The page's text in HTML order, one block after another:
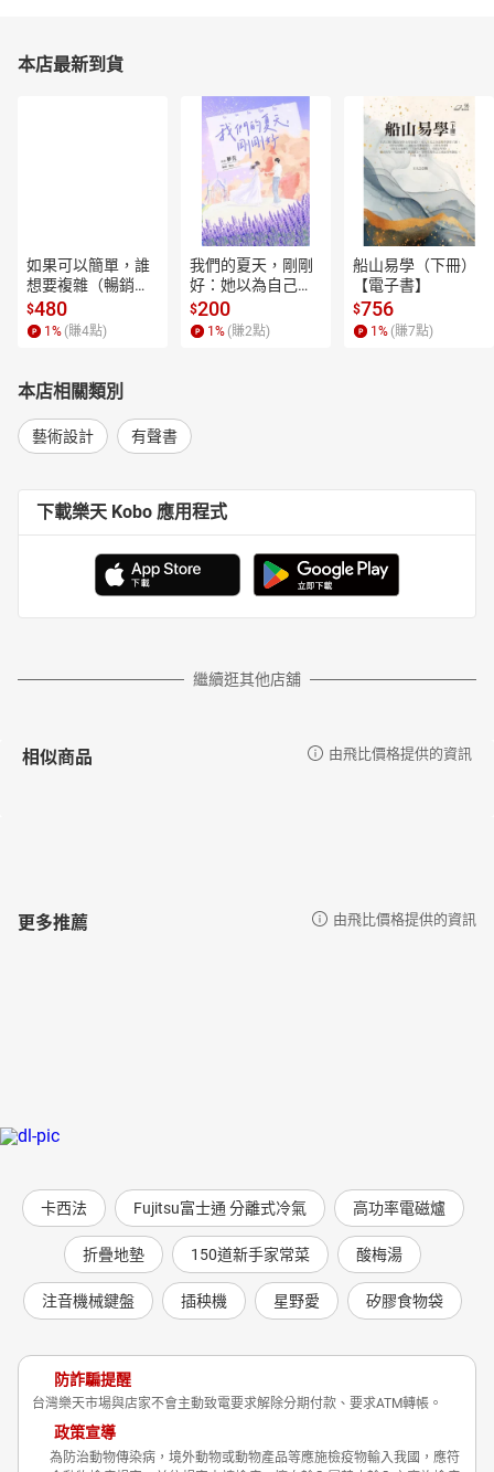
本店最新到貨
如果可以簡單，誰
想要複雜（暢銷經
典新編版）【電子
書】
$480
1 % (賺4點)
我們的夏天，剛剛
好：她以為自己只
是逃離一段失敗的
愛，卻在薰衣草盛
開的山裡，重新學
$200
1 % (賺2點)
船山易學（下冊）
【電子書】
$756
1 % (賺7點)
本店相關類別
藝術設計 有聲書
下載樂天 Kobo 應用程式
繼續逛其他店舖
相似商品 由飛比價格提供的資訊
更多推薦 由飛比價格提供的資訊
卡西法 Fujitsu富士通 分離式冷氣 高功率電磁爐
折疊地墊 150道新手家常菜 酸梅湯
注音機械鍵盤 插秧機 星野愛 矽膠食物袋
防詐騙提醒
台灣樂天市場與店家不會主動致電要求解除分期付款、要求ATM轉帳。
政策宣導
為防治動物傳染病，境外動物或動物產品等應施檢疫物輸入我國，應符